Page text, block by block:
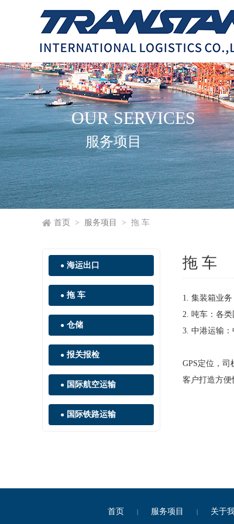
OUR SERVICES
服务项目
首页 > 服务项目 > 拖 车
● 海运出口
● 拖 车
● 仓储
● 报关报检
● 国际航空运输
● 国际铁路运输
拖 车
1. 集装箱业
2. 吨车：各类
3. 中港运输：
GPS定位，
客户打造方便
首页 | 服务项目 | 关于